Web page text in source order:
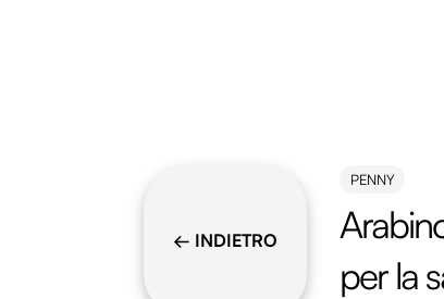
← INDIETRO
PENNY
per la